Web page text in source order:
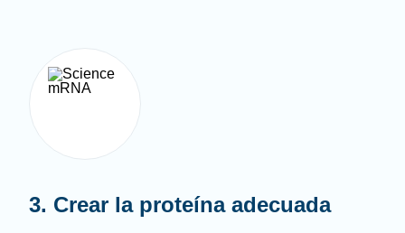
3. Crear la proteína adecuada